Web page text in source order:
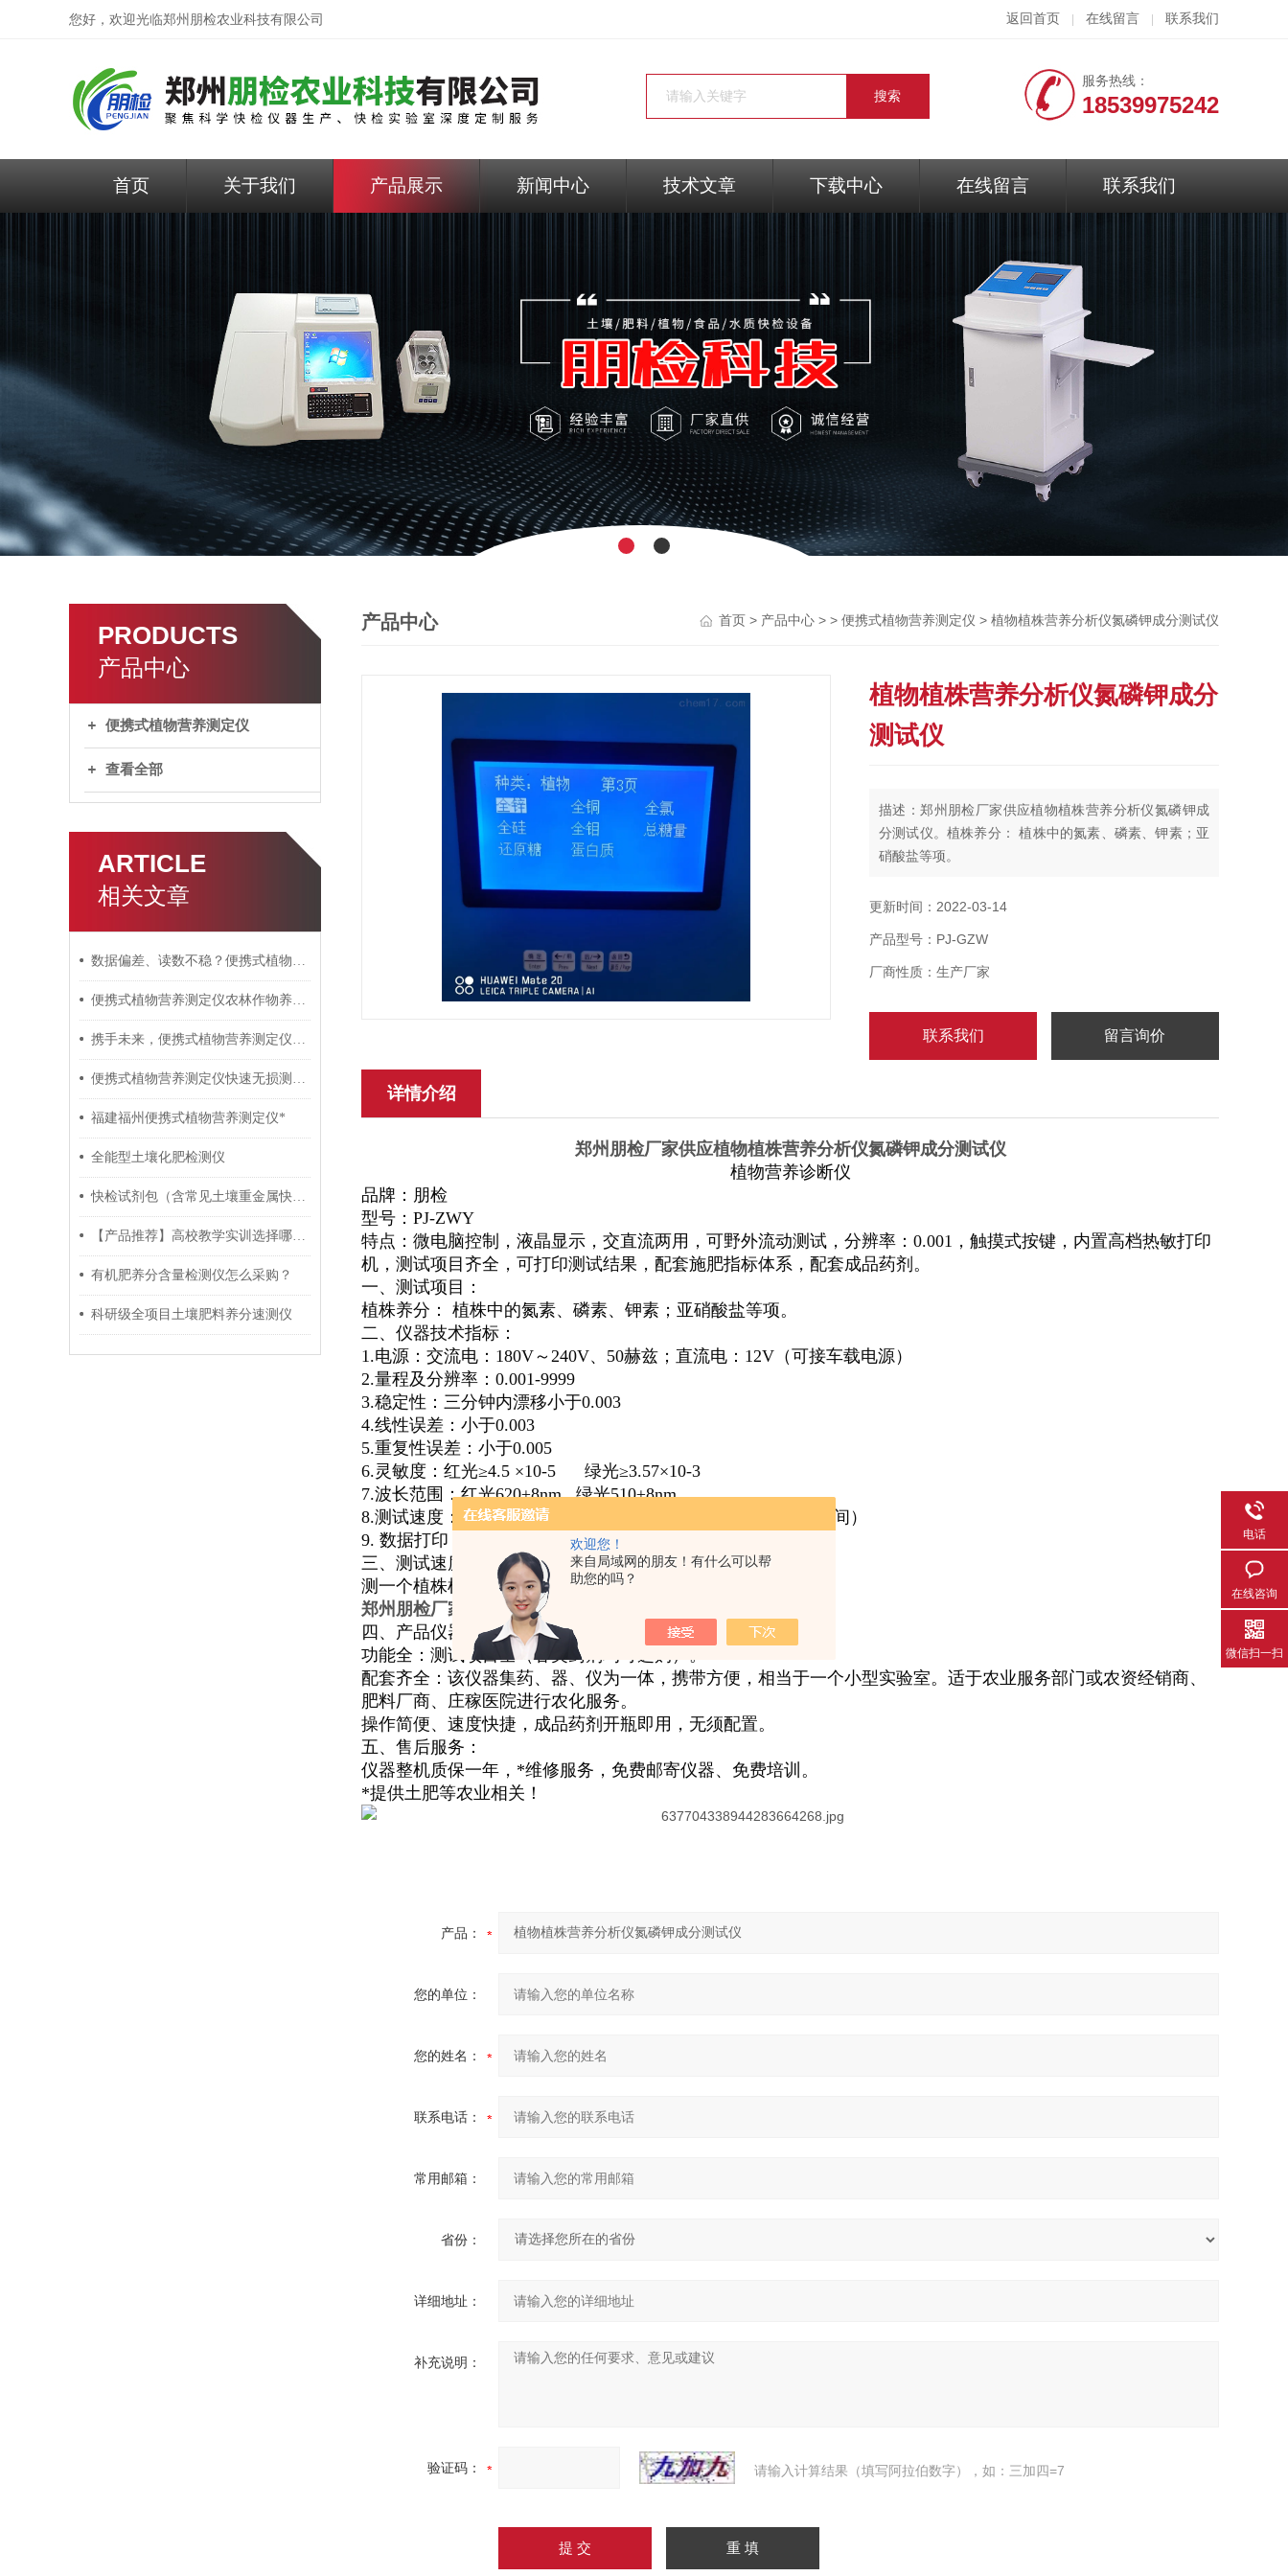
欢迎您！
来自局域网的朋友！有什么可以帮
助您的吗？
您好，欢迎光临郑州朋检农业科技有限公司 返回首页 在线留言 联系我们
服务热线：
18539975242
首页 关于我们 产品展示 新闻中心 技术文章 下载中心 在线留言 联系我们
PRODUCTS
产品中心
便携式植物营养测定仪
查看全部
ARTICLE
相关文章
数据偏差、读数不稳？便携式植物营养测定仪故障排查方法
便携式植物营养测定仪农林作物养分监测优选设备
携手未来，便携式植物营养测定仪助力农业现代化
便携式植物营养测定仪快速无损测试植物的三种养分信息
福建福州便携式植物营养测定仪*
全能型土壤化肥检测仪
快检试剂包（含常见土壤重金属快检）生态环境执法装备提升项目
【产品推荐】高校教学实训选择哪款土壤肥料养分检测仪？
有机肥养分含量检测仪怎么采购？
科研级全项目土壤肥料养分速测仪
产品中心 首页 > 产品中心 > > 便携式植物营养测定仪 > 植物植株营养分析仪氮磷钾成分测试仪
植物植株营养分析仪氮磷钾成分
测试仪
描述：郑州朋检厂家供应植物植株营养分析仪氮磷钾成
分测试仪。植株养分： 植株中的氮素、磷素、钾素；亚
硝酸盐等项。
更新时间：2022-03-14
产品型号：PJ-GZW
厂商性质：生产厂家
联系我们 留言询价
详情介绍
郑州朋检厂家供应植物植株营养分析仪氮磷钾成分测试仪
植物营养诊断仪
品牌：朋检
型号：PJ-ZWY
特点：微电脑控制，液晶显示，交直流两用，可野外流动测试，分辨率：0.001，触摸式按键，内置高档热敏打印
机，测试项目齐全，可打印测试结果，配套施肥指标体系，配套成品药剂。
一、测试项目：
植株养分： 植株中的氮素、磷素、钾素；亚硝酸盐等项。
二、仪器技术指标：
1.电源：交流电：180V～240V、50赫兹；直流电：12V（可接车载电源）
2.量程及分辨率：0.001-9999
3.稳定性：三分钟内漂移小于0.003
4.线性误差：小于0.003
5.重复性误差：小于0.005
6.灵敏度：红光≥4.5 ×10-5 绿光≥3.57×10-3
7.波长范围：红光620±8nm 绿光510±8nm
8.测试速度：测一个植株样（N、P、K）≤40分钟（含前处理时间）
9. 数据打印：内置高档一键式热敏打印机
三、测试速度：
测一个植株样品（N、P、K）≤40分钟。
郑州朋检厂家供应
植物植株营养分析仪氮磷钾成分测试仪
四、产品仪器特点：
功能全：测试项目全（各类药剂均可选购）。
配套齐全：该仪器集药、器、仪为一体，携带方便，相当于一个小型实验室。适于农业服务部门或农资经销商、
肥料厂商、庄稼医院进行农化服务。
操作简便、速度快捷，成品药剂开瓶即用，无须配置。
五、售后服务：
仪器整机质保一年，*维修服务，免费邮寄仪器、免费培训。
*提供土肥等农业相关！
产品：
您的单位：
您的姓名：
联系电话：
常用邮箱：
省份：
详细地址：
补充说明：
验证码： 请输入计算结果（填写阿拉伯数字），如：三加四=7
电话
在线咨询
微信扫一扫